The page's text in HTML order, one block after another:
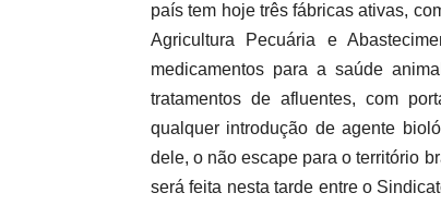
país tem hoje três fábricas ativas,
Agricultura Pecuária e
medicamentos para a saúde
tratamentos de afluentes, com
qualquer introdução de agente
dele, o não escape para o território
será feita nesta tarde entre o